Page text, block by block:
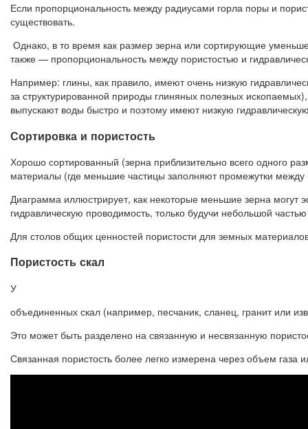
Если пропорциональность между радиусами горла поры и
существовать.
Однако, в то время как размер зерна или сортирующие
также — пропорциональность между пористостью и
Например: глины, как правило, имеют очень низкую
за структурированной природы глиняных полезных
выпускают воды быстро и поэтому имеют низкую
Сортировка и пористость
Хорошо сортированный (зерна приблизительно всего одного
материалы (где меньшие частицы заполняют промежутки
Диаграмма иллюстрирует, как некоторые меньшие зерна могут
гидравлическую проводимость, только будучи небольшой
Для столов общих ценностей пористости для земных
Пористость скал
У
объединенных скал (например, песчаник, сланец, гранит или
Это может быть разделено на связанную и несвязанную
Связанная пористость более легко измерена через объем газа